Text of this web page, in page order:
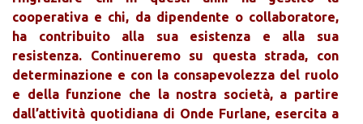
cooperativa e chi, da dipendente o collaboratore,
ha contribuito alla sua esistenza e alla sua
resistenza. Continueremo su questa strada, con
determinazione e con la consapevolezza del ruolo
e della funzione che la nostra società, a partire
dall’attività quotidiana di Onde Furlane, esercita a